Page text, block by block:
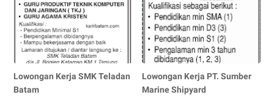
Lowongan Kerja SMK Teladan
Batam
Lowongan Kerja PT. Sumber
Marine Shipyard